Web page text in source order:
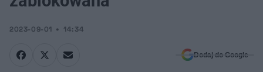
2023-09-01 14:34
Dodaj do Google